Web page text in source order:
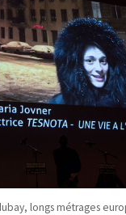
longs métrages